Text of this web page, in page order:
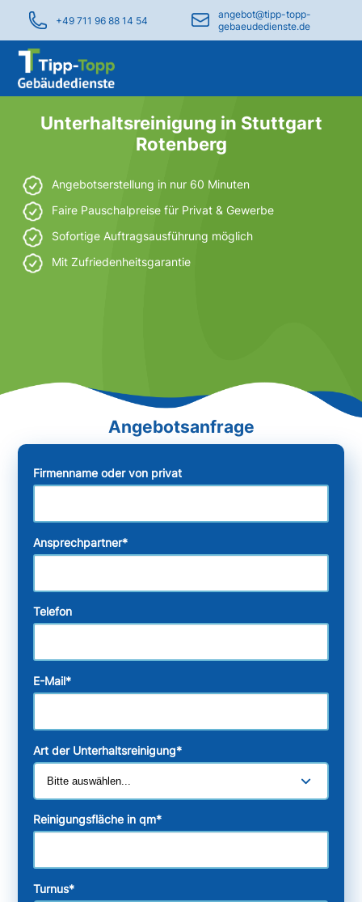
+49 711 96 88 14 54
angebot@tipp-topp-
gebaeudedienste.de
Unterhaltsreinigung in Stuttgart
Rotenberg
Angebotserstellung in nur 60 Minuten
Faire Pauschalpreise für Privat & Gewerbe
Sofortige Auftragsausführung möglich
Mit Zufriedenheitsgarantie
Firmenname oder von privat
Ansprechpartner*
Telefon
E-Mail*
Art der Unterhaltsreinigung*
Reinigungsfläche in qm*
Turnus*